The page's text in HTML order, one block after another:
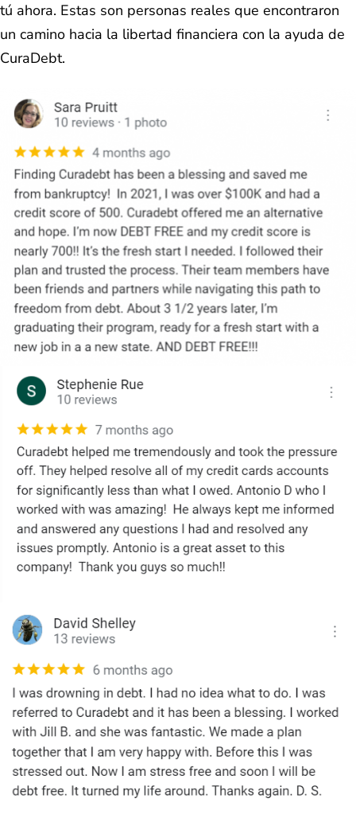
tú ahora. Estas son personas reales que encontraron
un camino hacia la libertad financiera con la ayuda de
CuraDebt.